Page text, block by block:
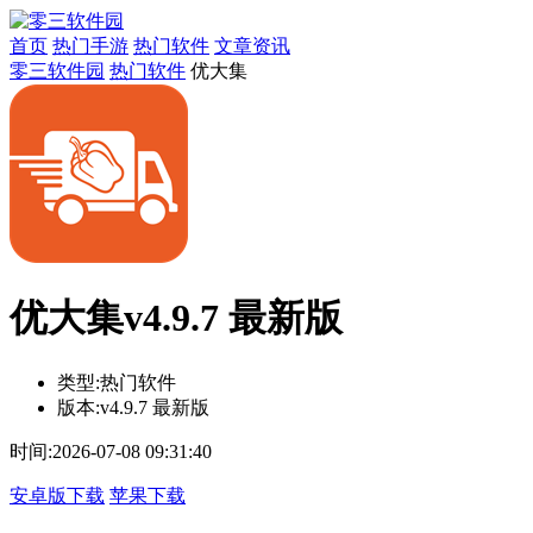
首页 热门手游 热门软件 文章资讯
零三软件园 热门软件 优大集
优大集v4.9.7 最新版
类型:热门软件
版本:v4.9.7 最新版
时间:2026-07-08 09:31:40
安卓版下载 苹果下载